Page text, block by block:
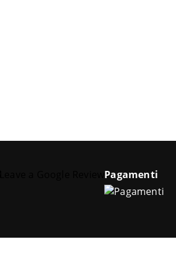
Pagamenti